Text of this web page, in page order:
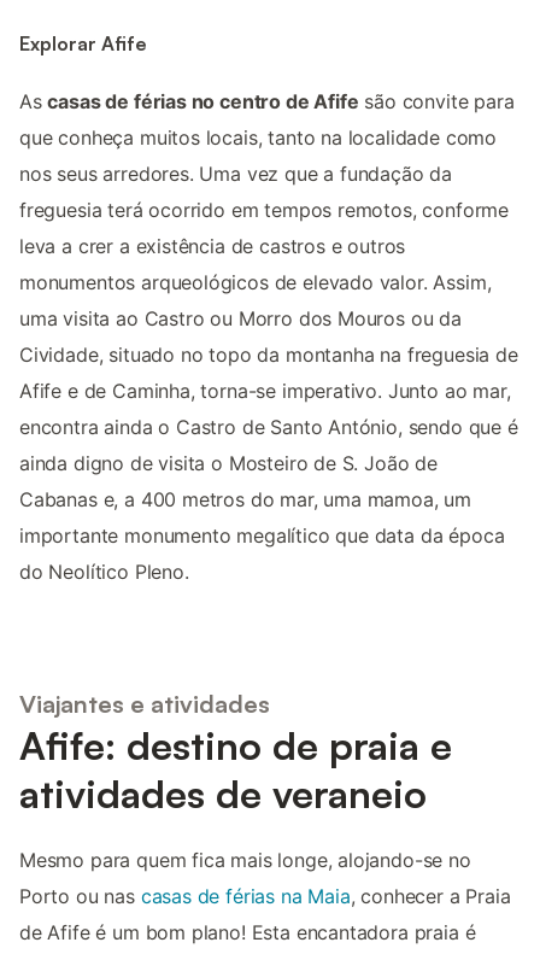
Explorar Afife
Ascasas de férias no centro de Afife são convite para
que conheça muitos locais, tanto na localidade como
nos seus arredores. Uma vez que a fundação da
freguesia terá ocorrido em tempos remotos, conforme
leva a crer a existência de castros e outros
monumentos arqueológicos de elevado valor. Assim,
uma visita ao Castro ou Morro dos Mouros ou da
Cividade, situado no topo da montanha na freguesia de
Afife e de Caminha, torna-se imperativo. Junto ao mar,
encontra ainda o Castro de Santo António, sendo que é
ainda digno de visita o Mosteiro de S. João de
Cabanas e, a 400 metros do mar, uma mamoa, um
importante monumento megalítico que data da época
do Neolítico Pleno.
Viajantes e atividades
Afife: destino de praia e
atividades de veraneio
Mesmo para quem fica mais longe, alojando-se no
Porto ou nas casas de férias na Maia, conhecer a Praia
de Afife é um bom plano! Esta encantadora praia é